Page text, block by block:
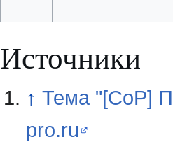
Источники
↑ Тема "[CoP]
pro.ru